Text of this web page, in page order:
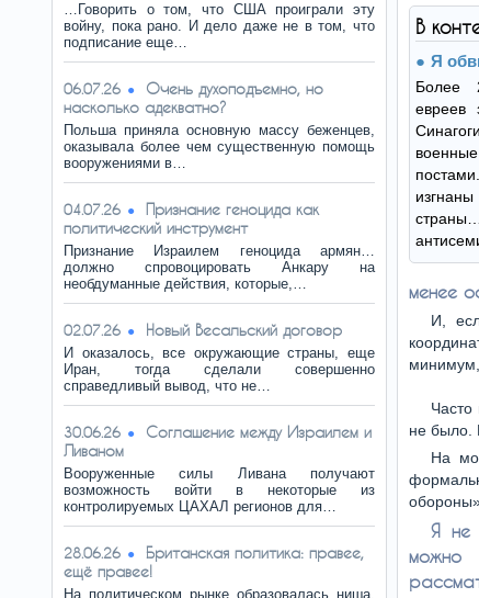
…Говорить о том, что США проиграли эту
войну, пока рано. И дело даже не в том, что
подписание еще…
06.07.26
Очень духоподъемно, но
насколько адекватно?
Польша приняла основную массу беженцев,
оказывала более чем существенную помощь
вооружениями в…
04.07.26
Признание геноцида как
политический инструмент
Признание Израилем геноцида армян…
должно спровоцировать Анкару на
необдуманные действия, которые,…
02.07.26 Новый Весальский договор
И оказалось, все окружающие страны, еще
Иран, тогда сделали совершенно
справедливый вывод, что не…
30.06.26
Соглашение между Израилем и
Ливаном
Вооруженные силы Ливана получают
возможность войти в некоторые из
контролируемых ЦАХАЛ регионов для…
28.06.26
Британская политика: правее,
ещё правее!
На политическом рынке образовалась ниша,
В
Я
Более
евреев
менее
И,
Часто
не было.
На
Я не
можно